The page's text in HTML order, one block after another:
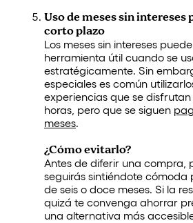
Uso de meses sin intereses
corto plazo
Los meses sin intereses
herramienta útil cuando se
estratégicamente. Sin
especiales es común
experiencias que se
horas, pero que se siguen
meses.
¿Cómo evitarlo?
Antes de diferir una compra,
seguirás sintiéndote
de seis o doce meses. Si la
quizá te convenga ahorrar
una alternativa más